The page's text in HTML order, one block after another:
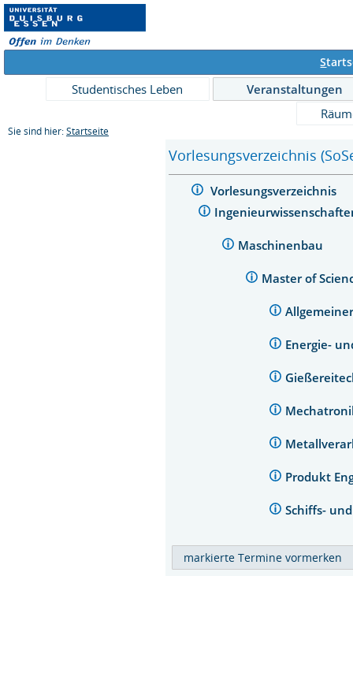
S
Studentisches Leben
Veranstaltungen
Sie sind hier: Startseite
Vorlesungsverzeichnis
Vorlesungsverzeichnis
Maschinenbau
Master of
Energie-
Produkt
Schiffs-